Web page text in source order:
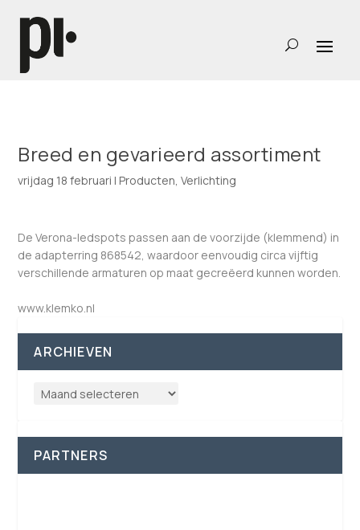
Breed en gevarieerd assortiment
vrijdag 18 februari | Producten,Verlichting
De Verona-ledspots passen aan de voorzijde (klemmend) in
de adapterring 868542, waardoor eenvoudig circa vijftig
verschillende armaturen op maat gecreëerd kunnen worden.
www.klemko.nl
ARCHIEVEN
PARTNERS